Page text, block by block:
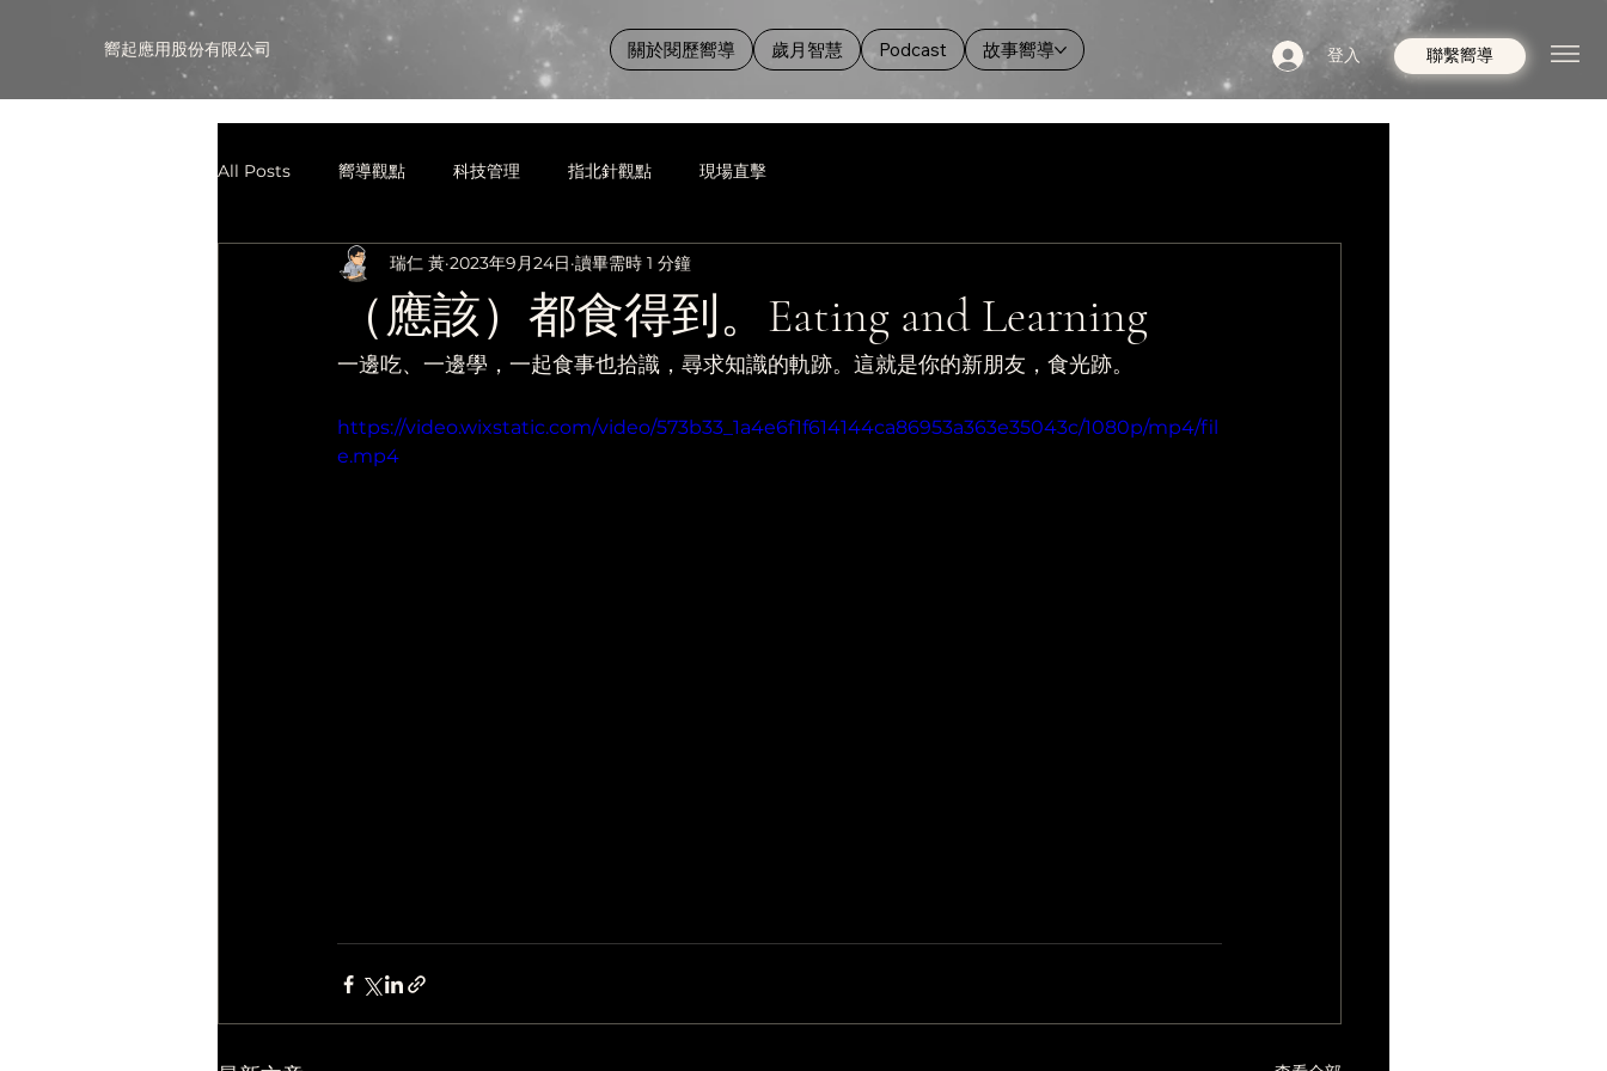
​嚮起應用股份有限公司 關於閱歷嚮導 歲月智慧 Podcast 故事嚮導 登入 聯繫嚮導
All Posts 嚮導觀點 科技管理 指北針觀點 現場直擊
（應該）都食得到。Eating and Learning
瑞仁 黃 2023年9月24日 讀畢需時 1 分鐘
一邊吃、一邊學，一起食事也拾識，尋求知識的軌跡。這就是你的新朋友，食光跡。
https://video.wixstatic.com/video/573b33_1a4e6f1f614144ca86953a363e35043c/1080p/mp4/fil
e.mp4